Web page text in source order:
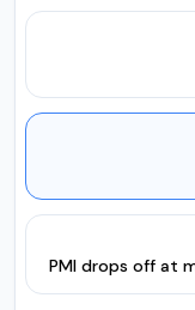
PMI drops off at